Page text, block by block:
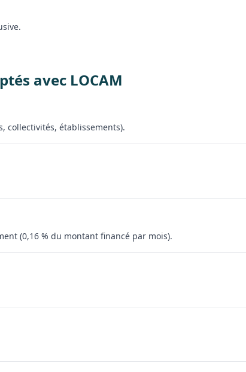
avec LOCAM
collectivités, établissements).
(0,16 % du montant financé par mois).